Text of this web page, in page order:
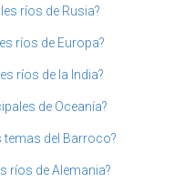
ríos de Rusia?
ríos de Europa?
ríos de la India?
de Oceanía?
del Barroco?
ríos de Alemania?